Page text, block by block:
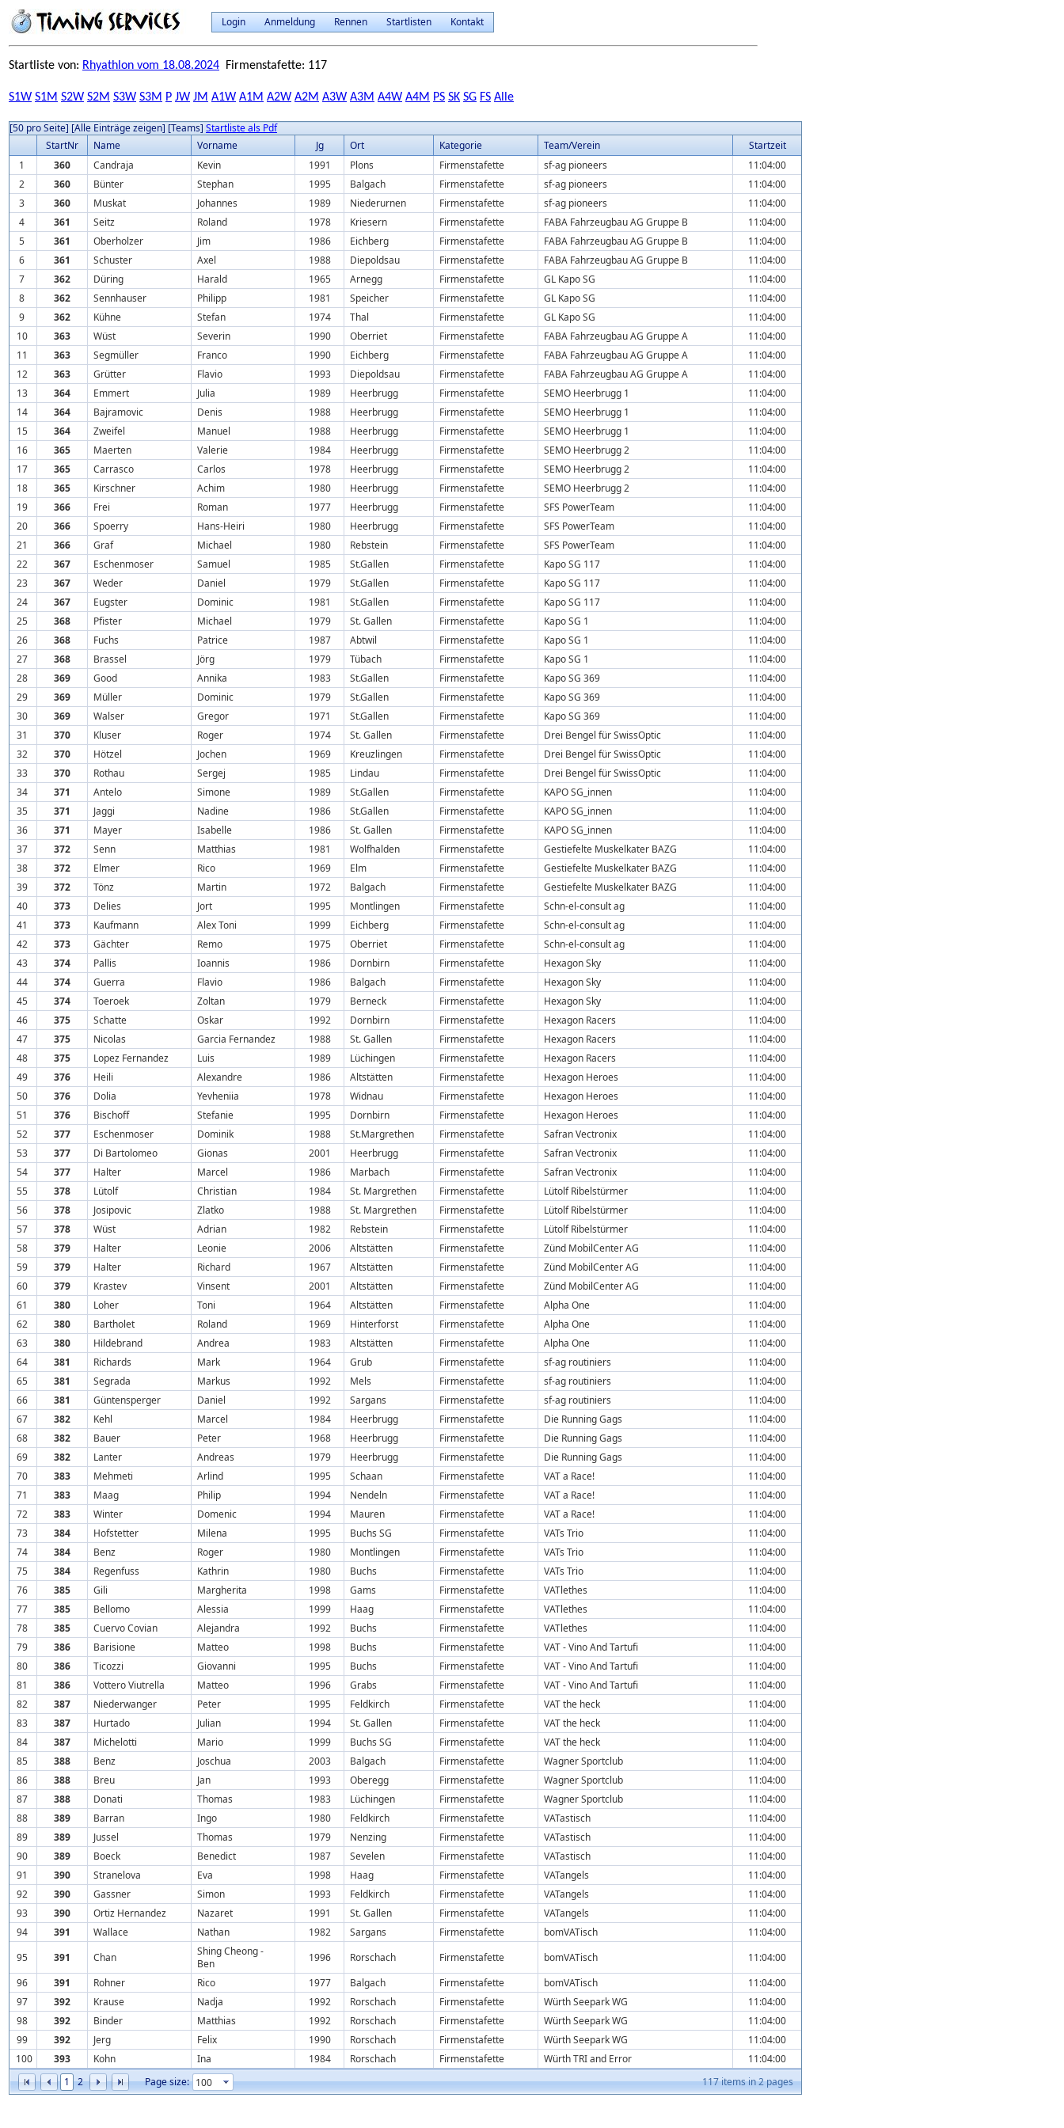
Login Anmeldung Rennen Startlisten Kontakt
Startliste von: Rhyathlon vom 18.08.2024 Firmenstafette: 117
S1W S1M S2W S2M S3W S3M P JW JM A1W A1M A2W A2M A3W A3M A4W A4M PS SK SG FS Alle
[50 pro Seite] [Alle Einträge zeigen] [Teams] Startliste als Pdf
StartNr
Name Vorname Jg Ort Kategorie Team/Verein Startzeit
1 2 Page size: 117items in2pages
1 360 Candraja Kevin 1991 Plons Firmenstafette sf-ag pioneers
11:04:00
2
360 Bünter Stephan 1995 Balgach Firmenstafette sf-ag pioneers
11:04:00
3
360 Muskat Johannes 1989 Niederurnen Firmenstafette sf-ag pioneers
11:04:00
4
361 Seitz Roland 1978 Kriesern Firmenstafette FABA Fahrzeugbau AG Gruppe B
11:04:00
5
361 Oberholzer Jim 1986 Eichberg Firmenstafette FABA Fahrzeugbau AG Gruppe B
11:04:00
6
361 Schuster Axel 1988 Diepoldsau Firmenstafette FABA Fahrzeugbau AG Gruppe B
11:04:00
7
362 Düring Harald 1965 Arnegg Firmenstafette GL Kapo SG
11:04:00
8
362 Sennhauser Philipp 1981 Speicher Firmenstafette GL Kapo SG
11:04:00
9
362 Kühne Stefan 1974 Thal Firmenstafette GL Kapo SG
11:04:00
10
363 Wüst Severin 1990 Oberriet Firmenstafette FABA Fahrzeugbau AG Gruppe A
11:04:00
11
363 Segmüller Franco 1990 Eichberg Firmenstafette FABA Fahrzeugbau AG Gruppe A
11:04:00
12
363 Grütter Flavio 1993 Diepoldsau Firmenstafette FABA Fahrzeugbau AG Gruppe A
11:04:00
13
364 Emmert Julia 1989 Heerbrugg Firmenstafette SEMO Heerbrugg 1
11:04:00
14
364 Bajramovic Denis 1988 Heerbrugg Firmenstafette SEMO Heerbrugg 1
11:04:00
15
364 Zweifel Manuel 1988 Heerbrugg Firmenstafette SEMO Heerbrugg 1
11:04:00
16
365 Maerten Valerie 1984 Heerbrugg Firmenstafette SEMO Heerbrugg 2
11:04:00
17
365 Carrasco Carlos 1978 Heerbrugg Firmenstafette SEMO Heerbrugg 2
11:04:00
18
365 Kirschner Achim 1980 Heerbrugg Firmenstafette SEMO Heerbrugg 2
11:04:00
19
366 Frei Roman 1977 Heerbrugg Firmenstafette SFS PowerTeam
11:04:00
20
366 Spoerry Hans-Heiri 1980 Heerbrugg Firmenstafette SFS PowerTeam
11:04:00
21
366 Graf Michael 1980 Rebstein Firmenstafette SFS PowerTeam
11:04:00
22
367 Eschenmoser Samuel 1985 St.Gallen Firmenstafette Kapo SG 117
11:04:00
23
367 Weder Daniel 1979 St.Gallen Firmenstafette Kapo SG 117
11:04:00
24
367 Eugster Dominic 1981 St.Gallen Firmenstafette Kapo SG 117
11:04:00
25
368 Pfister Michael 1979 St. Gallen Firmenstafette Kapo SG 1
11:04:00
26
368 Fuchs Patrice 1987 Abtwil Firmenstafette Kapo SG 1
11:04:00
27
368 Brassel Jörg 1979 Tübach Firmenstafette Kapo SG 1
11:04:00
28
369 Good Annika 1983 St.Gallen Firmenstafette Kapo SG 369
11:04:00
29
369 Müller Dominic 1979 St.Gallen Firmenstafette Kapo SG 369
11:04:00
30
369 Walser Gregor 1971 St.Gallen Firmenstafette Kapo SG 369
11:04:00
31
370 Kluser Roger 1974 St. Gallen Firmenstafette Drei Bengel für SwissOptic
11:04:00
32
370 Hötzel Jochen 1969 Kreuzlingen Firmenstafette Drei Bengel für SwissOptic
11:04:00
33
370 Rothau Sergej 1985 Lindau Firmenstafette Drei Bengel für SwissOptic
11:04:00
34
371 Antelo Simone 1989 St.Gallen Firmenstafette KAPO SG_innen
11:04:00
35
371 Jaggi Nadine 1986 St.Gallen Firmenstafette KAPO SG_innen
11:04:00
36
371 Mayer Isabelle 1986 St. Gallen Firmenstafette KAPO SG_innen
11:04:00
37
372 Senn Matthias 1981 Wolfhalden Firmenstafette Gestiefelte Muskelkater BAZG
11:04:00
38
372 Elmer Rico 1969 Elm Firmenstafette Gestiefelte Muskelkater BAZG
11:04:00
39
372 Tönz Martin 1972 Balgach Firmenstafette Gestiefelte Muskelkater BAZG
11:04:00
40
373 Delies Jort 1995 Montlingen Firmenstafette Schn-el-consult ag
11:04:00
41
373 Kaufmann Alex Toni 1999 Eichberg Firmenstafette Schn-el-consult ag
11:04:00
42
373 Gächter Remo 1975 Oberriet Firmenstafette Schn-el-consult ag
11:04:00
43
374 Pallis Ioannis 1986 Dornbirn Firmenstafette Hexagon Sky
11:04:00
44
374 Guerra Flavio 1986 Balgach Firmenstafette Hexagon Sky
11:04:00
45
374 Toeroek Zoltan 1979 Berneck Firmenstafette Hexagon Sky
11:04:00
46
375 Schatte Oskar 1992 Dornbirn Firmenstafette Hexagon Racers
11:04:00
47
375 Nicolas Garcia Fernandez 1988 St. Gallen Firmenstafette Hexagon Racers
11:04:00
48
375 Lopez Fernandez Luis 1989 Lüchingen Firmenstafette Hexagon Racers
11:04:00
49
376 Heili Alexandre 1986 Altstätten Firmenstafette Hexagon Heroes
11:04:00
50
376 Dolia Yevheniia 1978 Widnau Firmenstafette Hexagon Heroes
11:04:00
51
376 Bischoff Stefanie 1995 Dornbirn Firmenstafette Hexagon Heroes
11:04:00
52
377 Eschenmoser Dominik 1988 St.Margrethen Firmenstafette Safran Vectronix
11:04:00
53
377 Di Bartolomeo Gionas 2001 Heerbrugg Firmenstafette Safran Vectronix
11:04:00
54
377 Halter Marcel 1986 Marbach Firmenstafette Safran Vectronix
11:04:00
55
378 Lütolf Christian 1984 St. Margrethen Firmenstafette Lütolf Ribelstürmer
11:04:00
56
378 Josipovic Zlatko 1988 St. Margrethen Firmenstafette Lütolf Ribelstürmer
11:04:00
57
378 Wüst Adrian 1982 Rebstein Firmenstafette Lütolf Ribelstürmer
11:04:00
58
379 Halter Leonie 2006 Altstätten Firmenstafette Zünd MobilCenter AG
11:04:00
59
379 Halter Richard 1967 Altstätten Firmenstafette Zünd MobilCenter AG
11:04:00
60
379 Krastev Vinsent 2001 Altstätten Firmenstafette Zünd MobilCenter AG
11:04:00
61
380 Loher Toni 1964 Altstätten Firmenstafette Alpha One
11:04:00
62
380 Bartholet Roland 1969 Hinterforst Firmenstafette Alpha One
11:04:00
63
380 Hildebrand Andrea 1983 Altstätten Firmenstafette Alpha One
11:04:00
64
381 Richards Mark 1964 Grub Firmenstafette sf-ag routiniers
11:04:00
65
381 Segrada Markus 1992 Mels Firmenstafette sf-ag routiniers
11:04:00
66
381 Güntensperger Daniel 1992 Sargans Firmenstafette sf-ag routiniers
11:04:00
67
382 Kehl Marcel 1984 Heerbrugg Firmenstafette Die Running Gags
11:04:00
68
382 Bauer Peter 1968 Heerbrugg Firmenstafette Die Running Gags
11:04:00
69
382 Lanter Andreas 1979 Heerbrugg Firmenstafette Die Running Gags
11:04:00
70
383 Mehmeti Arlind 1995 Schaan Firmenstafette VAT a Race!
11:04:00
71
383 Maag Philip 1994 Nendeln Firmenstafette VAT a Race!
11:04:00
72
383 Winter Domenic 1994 Mauren Firmenstafette VAT a Race!
11:04:00
73
384 Hofstetter Milena 1995 Buchs SG Firmenstafette VATs Trio
11:04:00
74
384 Benz Roger 1980 Montlingen Firmenstafette VATs Trio
11:04:00
75
384 Regenfuss Kathrin 1980 Buchs Firmenstafette VATs Trio
11:04:00
76
385 Gili Margherita 1998 Gams Firmenstafette VATlethes
11:04:00
77
385 Bellomo Alessia 1999 Haag Firmenstafette VATlethes
11:04:00
78
385 Cuervo Covian Alejandra 1992 Buchs Firmenstafette VATlethes
11:04:00
79
386 Barisione Matteo 1998 Buchs Firmenstafette VAT - Vino And Tartufi
11:04:00
80
386 Ticozzi Giovanni 1995 Buchs Firmenstafette VAT - Vino And Tartufi
11:04:00
81
386 Vottero Viutrella Matteo 1996 Grabs Firmenstafette VAT - Vino And Tartufi
11:04:00
82
387 Niederwanger Peter 1995 Feldkirch Firmenstafette VAT the heck
11:04:00
83
387 Hurtado Julian 1994 St. Gallen Firmenstafette VAT the heck
11:04:00
84
387 Michelotti Mario 1999 Buchs SG Firmenstafette VAT the heck
11:04:00
85
388 Benz Joschua 2003 Balgach Firmenstafette Wagner Sportclub
11:04:00
86
388 Breu Jan 1993 Oberegg Firmenstafette Wagner Sportclub
11:04:00
87
388 Donati Thomas 1983 Lüchingen Firmenstafette Wagner Sportclub
11:04:00
88
389 Barran Ingo 1980 Feldkirch Firmenstafette VATastisch
11:04:00
89
389 Jussel Thomas 1979 Nenzing Firmenstafette VATastisch
11:04:00
90
389 Boeck Benedict 1987 Sevelen Firmenstafette VATastisch
11:04:00
91
390 Stranelova Eva 1998 Haag Firmenstafette VATangels
11:04:00
92
390 Gassner Simon 1993 Feldkirch Firmenstafette VATangels
11:04:00
93
390 Ortiz Hernandez Nazaret 1991 St. Gallen Firmenstafette VATangels
11:04:00
94
391 Wallace Nathan 1982 Sargans Firmenstafette bomVATisch
11:04:00
95
391 Chan
Shing Cheong -
Ben
1996 Rorschach Firmenstafette bomVATisch
11:04:00
96
391 Rohner Rico 1977 Balgach Firmenstafette bomVATisch
11:04:00
97
392 Krause Nadja 1992 Rorschach Firmenstafette Würth Seepark WG
11:04:00
98
392 Binder Matthias 1992 Rorschach Firmenstafette Würth Seepark WG
11:04:00
99
392 Jerg Felix 1990 Rorschach Firmenstafette Würth Seepark WG
11:04:00
100
393 Kohn Ina 1984 Rorschach Firmenstafette Würth TRI and Error 11:04:00